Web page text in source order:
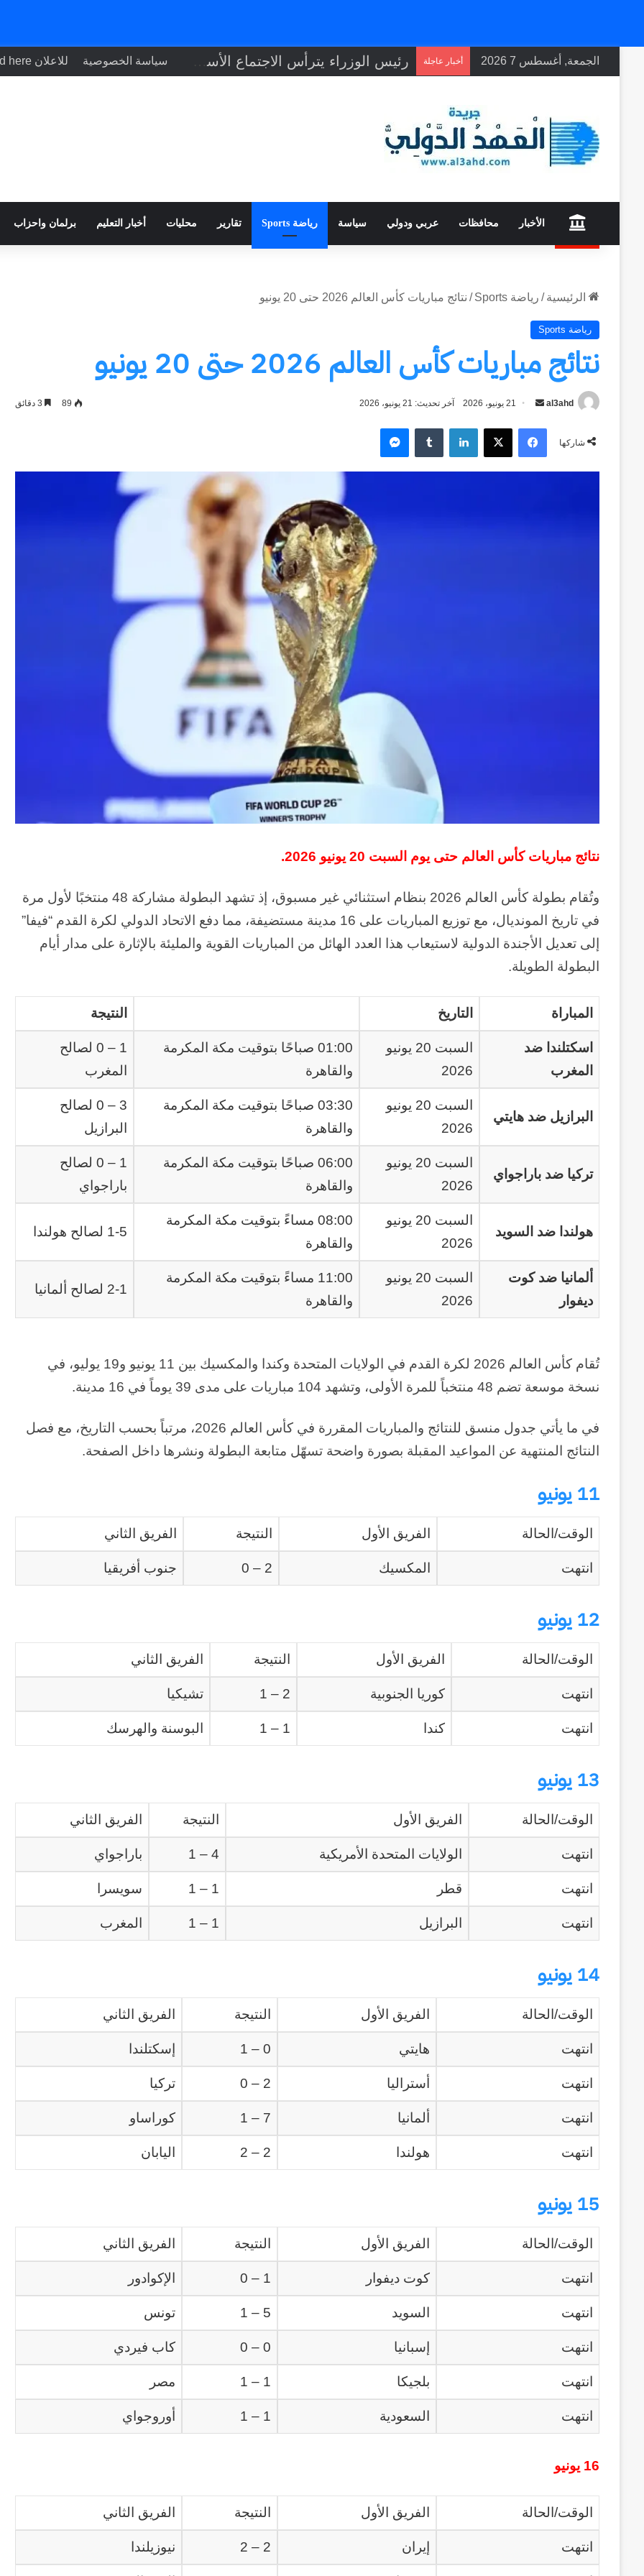
الجمعة, أغسطس 7 2026 أخبار عاجلة رئيس الوزراء يترأس الاجتماع الأسبوعي للحكومة سياسة الخصوصية للاعلان Your ad here
الأخبار محافظات عربي ودولي سياسة رياضة Sports تقارير محليات أخبار التعليم برلمان واحزاب
الرئيسية / رياضة Sports / نتائج مباريات كأس العالم 2026 حتى 20 يونيو
رياضة Sports
نتائج مباريات كأس العالم 2026 حتى 20 يونيو
al3ahd
أرسل
إلكترونيا
21 يونيو، 2026 آخر تحديث: 21 يونيو، 2026 89
شاركها
فيسبوك‫X لينكدإن
‏Tumblr ماسنجر
نتائج مباريات كأس العالم حتى يوم السبت 20 يونيو 2026.
وتُقام بطولة كأس العالم 2026 بنظام استثنائي غير مسبوق، إذ تشهد البطولة مشاركة 48 منتخبًا لأول مرة
في تاريخ المونديال، مع توزيع المباريات على 16 مدينة مستضيفة، مما دفع الاتحاد الدولي لكرة القدم “فيفا”
إلى تعديل الأجندة الدولية لاستيعاب هذا العدد الهائل من المباريات القوية والمليئة بالإثارة على مدار أيام
البطولة الطويلة.
المباراة التاريخ النتيجة
اسكتلندا ضد
المغرب
السبت 20 يونيو
2026
01:00 صباحًا بتوقيت مكة المكرمة
والقاهرة
1 – 0 لصالح
المغرب
البرازيل ضد هايتي
السبت 20 يونيو
2026
03:30 صباحًا بتوقيت مكة المكرمة
والقاهرة
3 – 0 لصالح
البرازيل
تركيا ضد باراجواي
السبت 20 يونيو
2026
06:00 صباحًا بتوقيت مكة المكرمة
والقاهرة
1 – 0 لصالح
باراجواي
هولندا ضد السويد
السبت 20 يونيو
2026
08:00 مساءً بتوقيت مكة المكرمة
والقاهرة
1-5 لصالح هولندا
ألمانيا ضد كوت
ديفوار
السبت 20 يونيو
2026
11:00 مساءً بتوقيت مكة المكرمة
والقاهرة
2-1 لصالح ألمانيا
تُقام كأس العالم 2026 لكرة القدم في الولايات المتحدة وكندا والمكسيك بين 11 يونيو و19 يوليو، في
نسخة موسعة تضم 48 منتخباً للمرة الأولى، وتشهد 104 مباريات على مدى 39 يوماً في 16 مدينة.
في ما يأتي جدول منسق للنتائج والمباريات المقررة في كأس العالم 2026، مرتباً بحسب التاريخ، مع فصل
النتائج المنتهية عن المواعيد المقبلة بصورة واضحة تسهّل متابعة البطولة ونشرها داخل الصفحة.
11 يونيو
الوقت/الحالة الفريق الأول النتيجة الفريق الثاني
انتهت المكسيك 2 – 0 جنوب أفريقيا
12 يونيو
الوقت/الحالة الفريق الأول النتيجة الفريق الثاني
انتهت كوريا الجنوبية 2 – 1 تشيكيا
انتهت كندا 1 – 1 البوسنة والهرسك
13 يونيو
الوقت/الحالة الفريق الأول النتيجة الفريق الثاني
انتهت الولايات المتحدة الأمريكية 4 – 1 باراجواي
انتهت قطر 1 – 1 سويسرا
انتهت البرازيل 1 – 1 المغرب
14 يونيو
الوقت/الحالة الفريق الأول النتيجة الفريق الثاني
انتهت هايتي 0 – 1 إسكتلندا
انتهت أستراليا 2 – 0 تركيا
انتهت ألمانيا 7 – 1 كوراساو
انتهت هولندا 2 – 2 اليابان
15 يونيو
الوقت/الحالة الفريق الأول النتيجة الفريق الثاني
انتهت كوت ديفوار 1 – 0 الإكوادور
انتهت السويد 5 – 1 تونس
انتهت إسبانيا 0 – 0 كاب فيردي
انتهت بلجيكا 1 – 1 مصر
انتهت السعودية 1 – 1 أوروجواي
16 يونيو
الوقت/الحالة الفريق الأول النتيجة الفريق الثاني
انتهت إيران 2 – 2 نيوزيلندا
الـ
و
يوليو..
من
وإعادة
حربين
والضربة
القاضية
(٣)